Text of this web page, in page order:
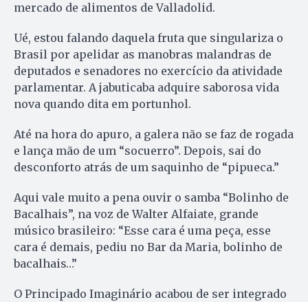
mercado de alimentos de Valladolid.
Ué, estou falando daquela fruta que singulariza o
Brasil por apelidar as manobras malandras de
deputados e senadores no exercício da atividade
parlamentar. A jabuticaba adquire saborosa vida
nova quando dita em portunhol.
Até na hora do apuro, a galera não se faz de rogada
e lança mão de um “socuerro”. Depois, sai do
desconforto atrás de um saquinho de “pipueca.”
Aqui vale muito a pena ouvir o samba “Bolinho de
Bacalhais”, na voz de Walter Alfaiate, grande
músico brasileiro: “Esse cara é uma peça, esse
cara é demais, pediu no Bar da Maria, bolinho de
bacalhais…”
O Principado Imaginário acabou de ser integrado